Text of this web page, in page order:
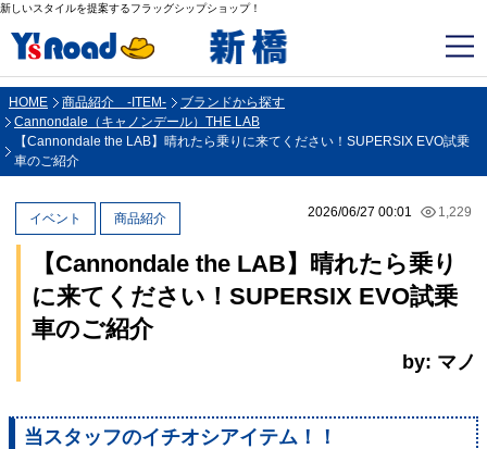
新しいスタイルを提案するフラッグシップショップ！
HOME 商品紹介 -ITEM-
ブランドから探す
Cannondale（キャノンデール）THE LAB
【Cannondale the LAB】晴れたら乗りに来てください！SUPERSIX EVO試乗
車のご紹介
2026/06/27 00:01 1,229
イベント 商品紹介
【Cannondale the LAB】晴れたら乗り
に来てください！SUPERSIX EVO試乗
車のご紹介
by: マノ
当スタッフのイチオシアイテム！！